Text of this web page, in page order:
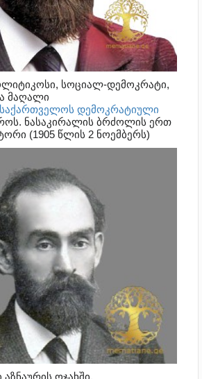
სოციალ-დემოკრატი,
მაღალი
საქართველოს დემოკრატიული
ნასაკირალის ბრძოლის ერთ
(1905 წლის 2 ნოემბერს)
ოჯახში.